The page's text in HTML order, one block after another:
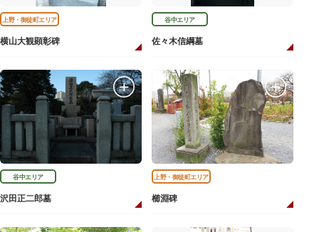
上野・御徒町エリア
横山大観顕彰碑
谷中エリア
佐々木信綱墓
谷中エリア
沢田正二郎墓
上野・御徒町エリア
櫛淵碑